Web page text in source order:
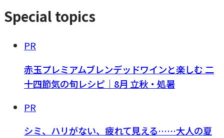
Special topics
PR
赤玉プレミアムブレンデッドワインと楽しむ 二
十四節気の旬レシピ｜8月 立秋・処暑
PR
シミ、ハリがない、疲れて見える……大人の夏